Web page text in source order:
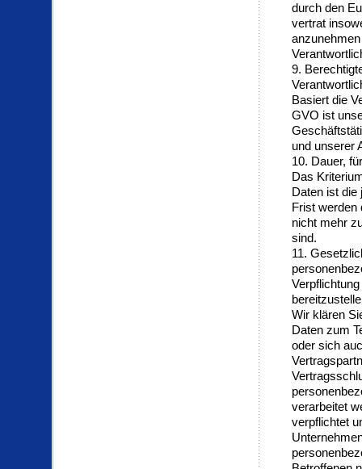
durch den
vertrat
9.
Basiert die
GVO ist
und unserer
10. Dauer,
Das
Daten ist die
Frist werden
nicht mehr
sind.
11.
Wir klären
Daten zum
oder sich
verarbeitet
verpflichtet